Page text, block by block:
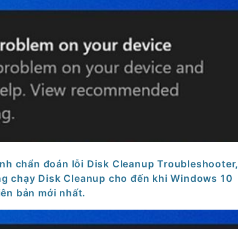
chẩn đoán lỗi Disk Cleanup Troubleshooter,
chạy Disk Cleanup cho đến khi Windows 10
bản mới nhất.